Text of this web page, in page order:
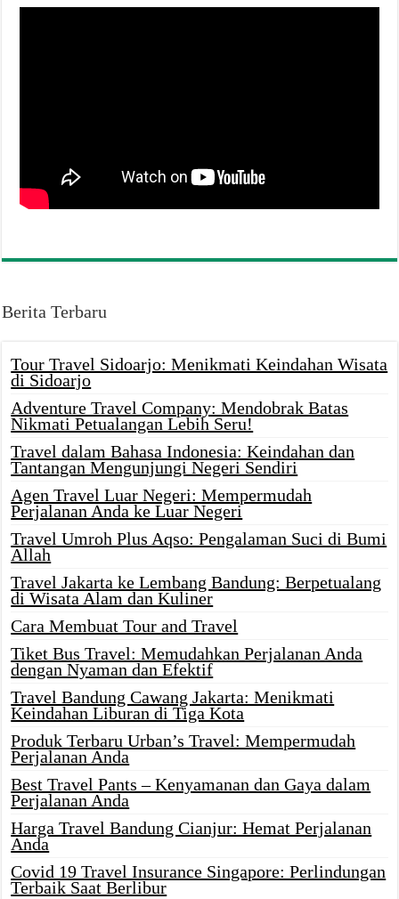
Berita Terbaru
Tour Travel Sidoarjo: Menikmati Keindahan Wisata
di Sidoarjo
Adventure Travel Company: Mendobrak Batas
Nikmati Petualangan Lebih Seru!
Travel dalam Bahasa Indonesia: Keindahan dan
Tantangan Mengunjungi Negeri Sendiri
Agen Travel Luar Negeri: Mempermudah
Perjalanan Anda ke Luar Negeri
Travel Umroh Plus Aqso: Pengalaman Suci di Bumi
Allah
Travel Jakarta ke Lembang Bandung: Berpetualang
di Wisata Alam dan Kuliner
Cara Membuat Tour and Travel
Tiket Bus Travel: Memudahkan Perjalanan Anda
dengan Nyaman dan Efektif
Travel Bandung Cawang Jakarta: Menikmati
Keindahan Liburan di Tiga Kota
Produk Terbaru Urban’s Travel: Mempermudah
Perjalanan Anda
Best Travel Pants – Kenyamanan dan Gaya dalam
Perjalanan Anda
Harga Travel Bandung Cianjur: Hemat Perjalanan
Anda
Covid 19 Travel Insurance Singapore: Perlindungan
Terbaik Saat Berlibur